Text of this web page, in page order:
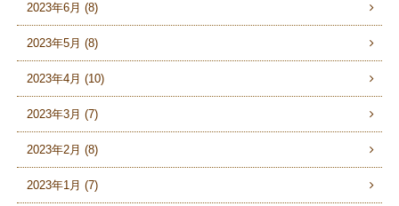
2023年6月 (8)
2023年5月 (8)
2023年4月 (10)
2023年3月 (7)
2023年2月 (8)
2023年1月 (7)